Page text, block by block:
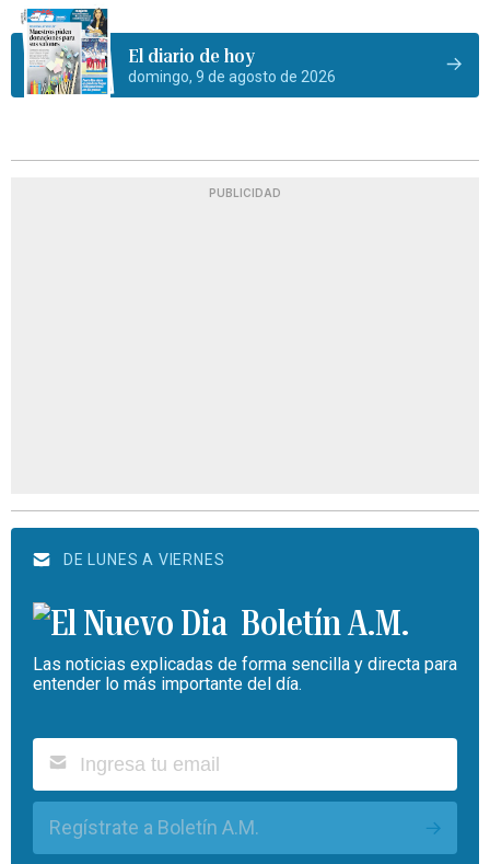
El diario de hoy
domingo, 9 de agosto de 2026
PUBLICIDAD
DE LUNES A VIERNES
Boletín A.M.
Las noticias explicadas de forma sencilla y directa para
entender lo más importante del día.
Regístrate a Boletín A.M.